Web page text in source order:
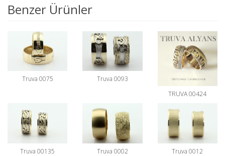
Benzer Ürünler
Truva 0075
Truva 0093
TRUVA 00424
Truva 00135 Truva 0002 Truva 0012